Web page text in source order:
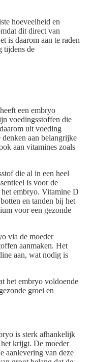
hoeveelheid en
dit direct van
is daarom aan te raden
tijdens de
een embryo
voedingsstoffen die
uit voeding
aan belangrijke
aan vitamines zoals
die al in een heel
is voor de
embryo. Vitamine D
en tanden bij het
voor een gezonde
via de moeder
aanmaken. Het
aan, wat nodig is
het embryo voldoende
groei en
is sterk afhankelijk
krijgt. De moeder
aanlevering van deze